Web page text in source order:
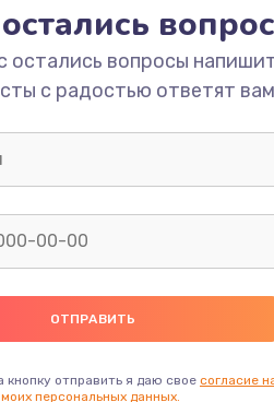
остались вопросы
с радостью ответят
кнопку отправить я даю свое согласие
персональных данных.